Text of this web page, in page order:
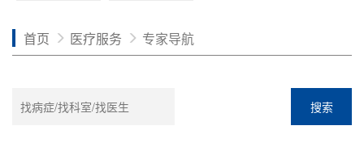
首页 医疗服务 专家导航
搜索